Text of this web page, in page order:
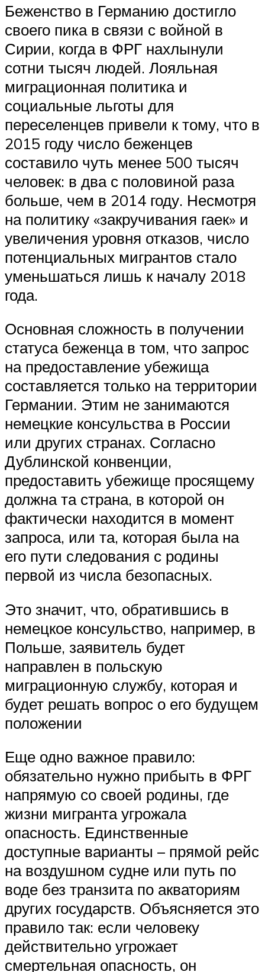
Беженство в Германию достигло
своего пика в связи с войной в
Сирии, когда в ФРГ нахлынули
сотни тысяч людей. Лояльная
миграционная политика и
социальные льготы для
переселенцев привели к тому, что в
2015 году число беженцев
составило чуть менее 500 тысяч
человек: в два с половиной раза
больше, чем в 2014 году. Несмотря
на политику «закручивания гаек» и
увеличения уровня отказов, число
потенциальных мигрантов стало
уменьшаться лишь к началу 2018
года.
Основная сложность в получении
статуса беженца в том, что запрос
на предоставление убежища
составляется только на территории
Германии. Этим не занимаются
немецкие консульства в России
или других странах. Согласно
Дублинской конвенции,
предоставить убежище просящему
должна та страна, в которой он
фактически находится в момент
запроса, или та, которая была на
его пути следования с родины
первой из числа безопасных.
Это значит, что, обратившись в
немецкое консульство, например, в
Польше, заявитель будет
направлен в польскую
миграционную службу, которая и
будет решать вопрос о его будущем
положении
Еще одно важное правило:
обязательно нужно прибыть в ФРГ
напрямую со своей родины, где
жизни мигранта угрожала
опасность. Единственные
доступные варианты – прямой рейс
на воздушном судне или путь по
воде без транзита по акваториям
других государств. Объясняется это
правило так: если человеку
действительно угрожает
смертельная опасность, он